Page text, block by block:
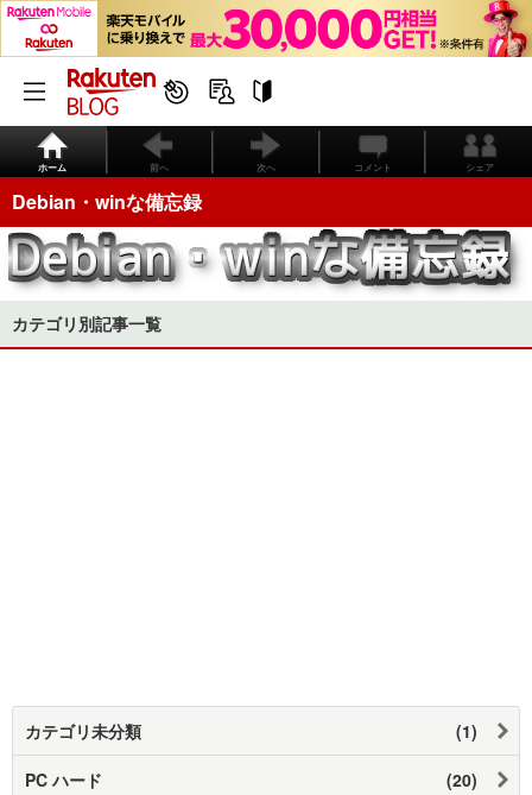
ホーム 前へ 次へ コメント シェア
Debian・winな備忘録
カテゴリ別記事一覧
カテゴリ未分類 (1)
PC ハード (20)